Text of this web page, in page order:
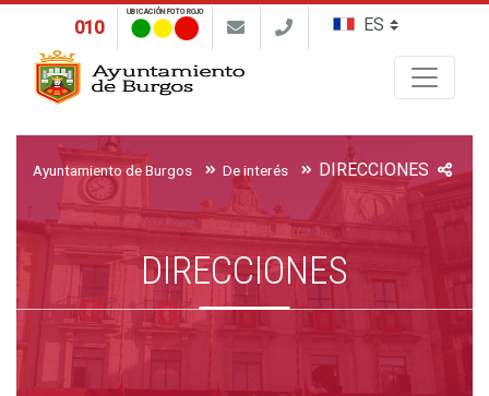
010
UBICACIÓN FOTO ROJO
Ayuntamiento de Burgos De interés DIRECCIONES
DIRECCIONES